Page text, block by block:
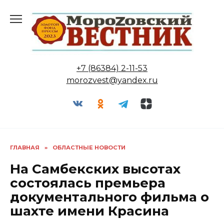
содержанию
+7 (86384) 2-11-53
morozvest@yandex.ru
ГЛАВНАЯ » ОБЛАСТНЫЕ НОВОСТИ
На Самбекских высотах
состоялась премьера
документального фильма о
шахте имени Красина